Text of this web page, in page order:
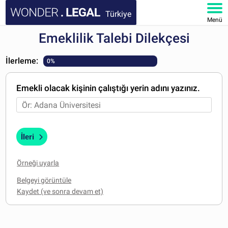
Türkiye
Menü
ANA SAYFA
BELGELER
SSS
Emeklilik Talebi Dilekçesi
İlerleme: 0%
Emekli olacak kişinin çalıştığı yerin adını yazınız.
İleri
Örneği uyarla
Belgeyi görüntüle